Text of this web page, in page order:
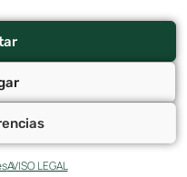
AVISO LEGAL
Autores
Diseñado con